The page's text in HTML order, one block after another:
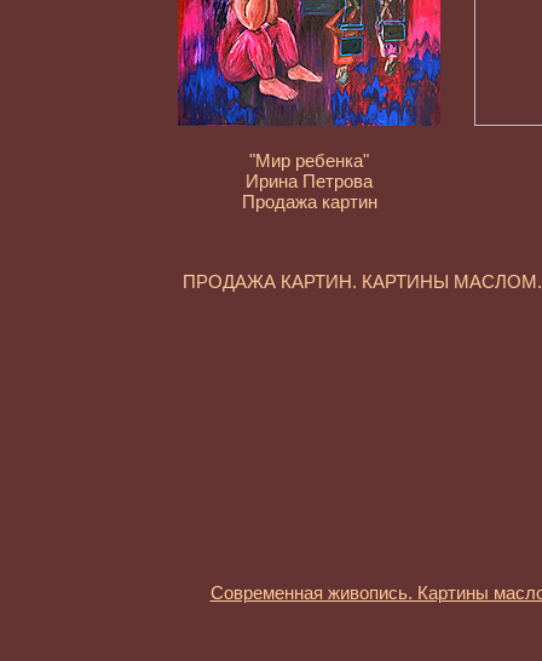
"Мир ребенка"
Ирина Петрова
Продажа картин
ПРОДАЖА КАРТИН. КАРТИНЫ
Современная живопись. Картины